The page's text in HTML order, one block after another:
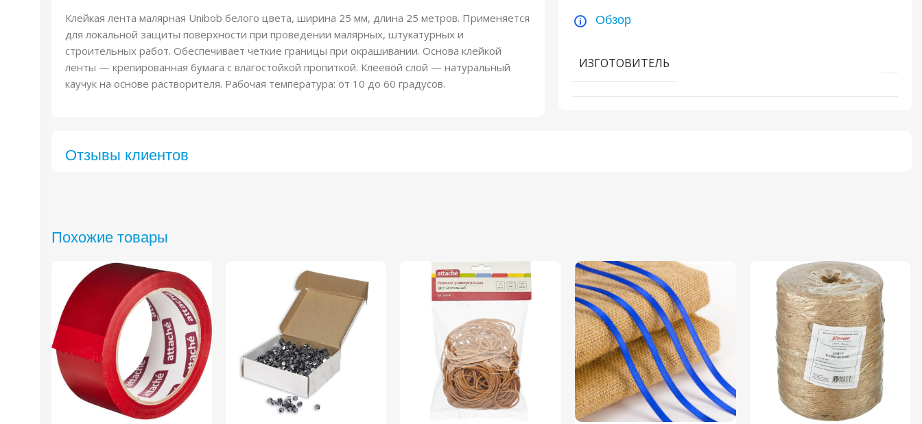
Клейкая лента малярная Unibob белого цвета, ширина 25 мм, длина 25 метров. Применяется
для локальной защиты поверхности при проведении малярных, штукатурных и
строительных работ. Обеспечивает четкие границы при окрашивании. Основа клейкой
ленты — крепированная бумага с влагостойкой пропиткой. Клеевой слой — натуральный
каучук на основе растворителя. Рабочая температура: от 10 до 60 градусов.
Обзор
ИЗГОТОВИТЕЛЬ
Отзывы клиентов​
Похожие товары